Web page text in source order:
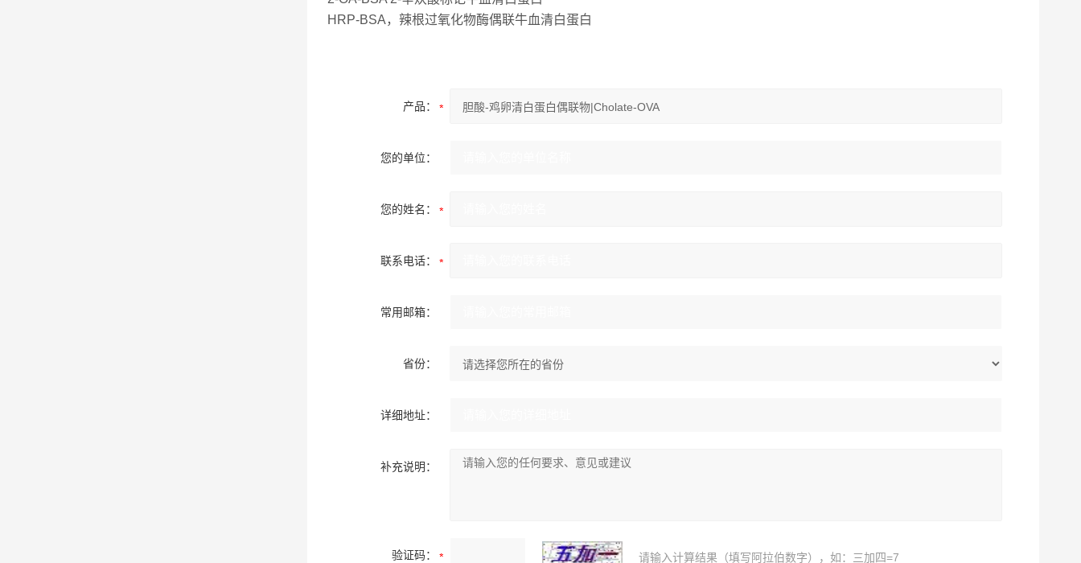
HRP-BSA，辣根过氧化物酶偶联牛血清白蛋白
产品：
您的单位：
您的姓名：
联系电话：
常用邮箱：
省份：
详细地址：
补充说明：
验证码： 请输入计算结果（填写阿拉伯数字），如：三加四=7